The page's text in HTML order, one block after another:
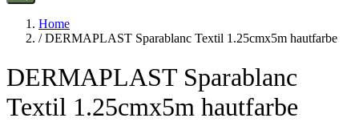
Home
/ DERMAPLAST Sparablanc Textil 1.25cmx5m hautfarbe
DERMAPLAST Sparablanc
Textil 1.25cmx5m hautfarbe